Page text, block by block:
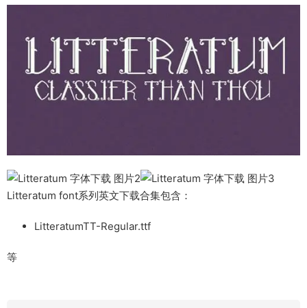
Litteratum font系列英文下载合集包含：
LitteratumTT-Regular.ttf
等